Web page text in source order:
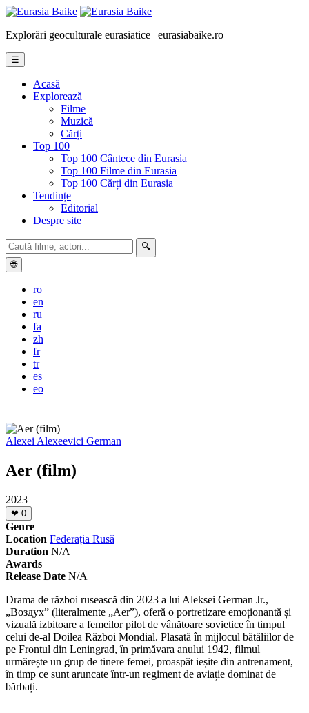
Explorări geoculturale eurasiatice | eurasiabaike.ro
☰
Acasă
Explorează
Filme
Muzică
Cărți
Top 100
Top 100 Cântece din Eurasia
Top 100 Filme din Eurasia
Top 100 Cărți din Eurasia
Tendințe
Editorial
Despre site
🔍
🌐
ro
en
ru
fa
zh
fr
tr
es
eo
Alexei Alexeevici German
Aer (film)
2023
❤ 0
Genre
Location Federația Rusă
Duration N/A
Awards —
Release Date N/A
Drama de război rusească din 2023 a lui Aleksei German Jr.,
„Воздух” (literalmente „Aer”), oferă o portretizare emoționantă și
vizuală izbitoare a femeilor pilot de vânătoare sovietice în timpul
celui de-al Doilea Război Mondial. Plasată în mijlocul bătăliilor de
pe Frontul din Leningrad, în primăvara anului 1942, filmul
urmărește un grup de tinere femei, proaspăt ieșite din antrenament,
în timp ce sunt aruncate într-un regiment de aviație dominat de
bărbați.